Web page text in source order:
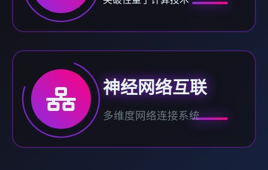
神经网络互联
多维度网络连接系统